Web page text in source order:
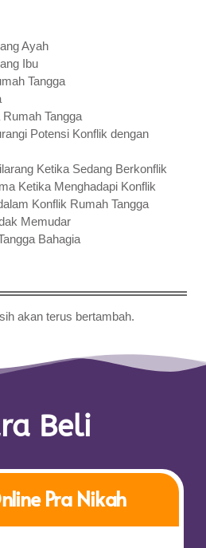
Ayah
Ibu
Tangga
Tangga
Potensi Konflik dengan
Ketika Sedang Berkonflik
Ketika Menghadapi Konflik
Konflik Rumah Tangga
Memudar
Bahagia
akan terus bertambah.
Beli
Pra Nikah